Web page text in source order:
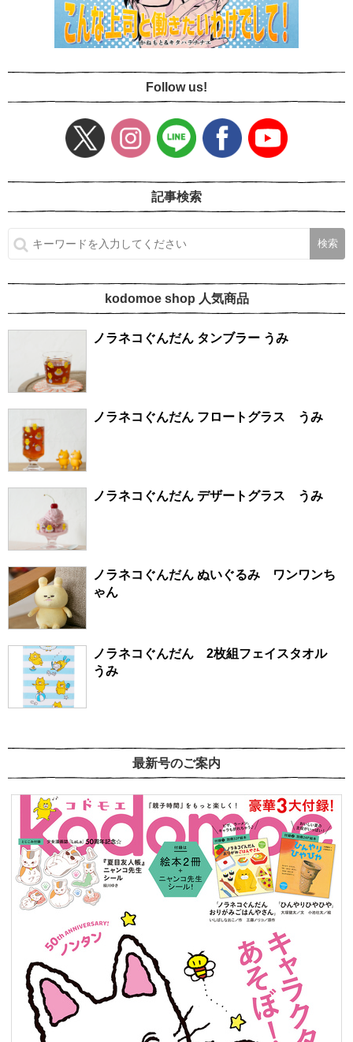
Follow us!
記事検索
kodomoe shop 人気商品
ノラネコぐんだん タンブラー うみ
ノラネコぐんだん フロートグラス うみ
ノラネコぐんだん デザートグラス うみ
ノラネコぐんだん ぬいぐるみ ワンワンち
ゃん
ノラネコぐんだん 2枚組フェイスタオル
うみ
最新号のご案内